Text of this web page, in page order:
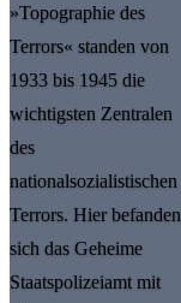
»Topographie des
Terrors« standen von
1933 bis 1945 die
wichtigsten Zentralen
des
nationalsozialistischen
Terrors. Hier befanden
sich das Geheime
Staatspolizeiamt mit